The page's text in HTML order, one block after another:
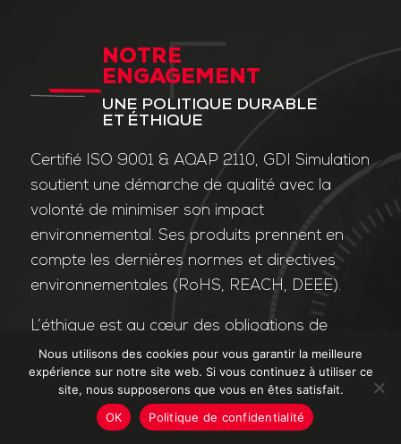
NOTRE
ENGAGEMENT
UNE POLITIQUE DURABLE
ET ÉTHIQUE
Certifié ISO 9001 & AQAP 2110, GDI Simulation
soutient une démarche de qualité avec la
volonté de minimiser son impact
environnemental. Ses produits prennent en
compte les dernières normes et directives
environnementales (RoHS, REACH, DEEE).
L’éthique est au cœur des obligations de
l’entreprise et de ses valeurs. Nos affaires
sont conduites dans le strict respect des
différentes lois applicables dans le domaine
de la lutte contre la corruption et le trafic
Nous utilisons des cookies pour vous garantir la meilleure
expérience sur notre site web. Si vous continuez à utiliser ce
site, nous supposerons que vous en êtes satisfait.
OK
Politique de confidentialité